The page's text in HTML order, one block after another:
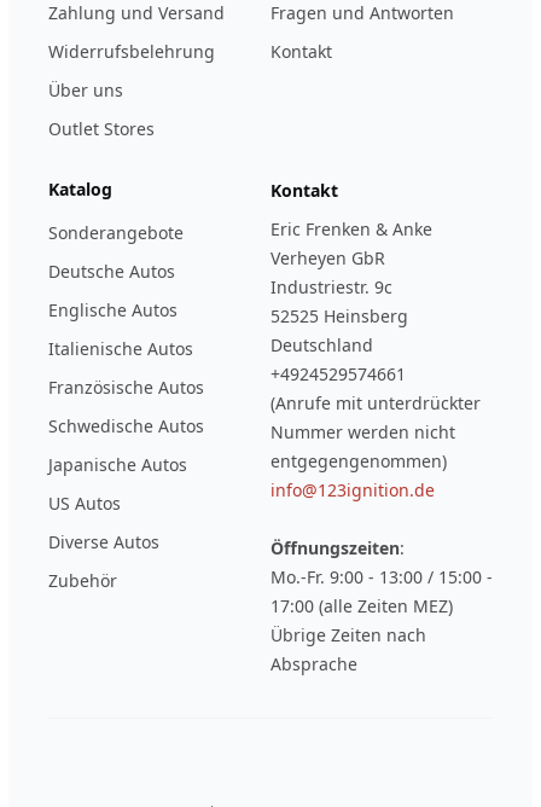
Zahlung und Versand
Widerrufsbelehrung
Über uns
Outlet Stores
Fragen und Antworten
Kontakt
Katalog
Sonderangebote
Deutsche Autos
Englische Autos
Italienische Autos
Französische Autos
Schwedische Autos
Japanische Autos
US Autos
Diverse Autos
Zubehör
Kontakt
Eric Frenken & Anke
Verheyen GbR
Industriestr. 9c
52525 Heinsberg
Deutschland
+4924529574661
(Anrufe mit unterdrückter
Nummer werden nicht
entgegengenommen)
info@123ignition.de
Öffnungszeiten:
Mo.-Fr. 9:00 - 13:00 / 15:00 -
17:00 (alle Zeiten MEZ)
Übrige Zeiten nach
Absprache